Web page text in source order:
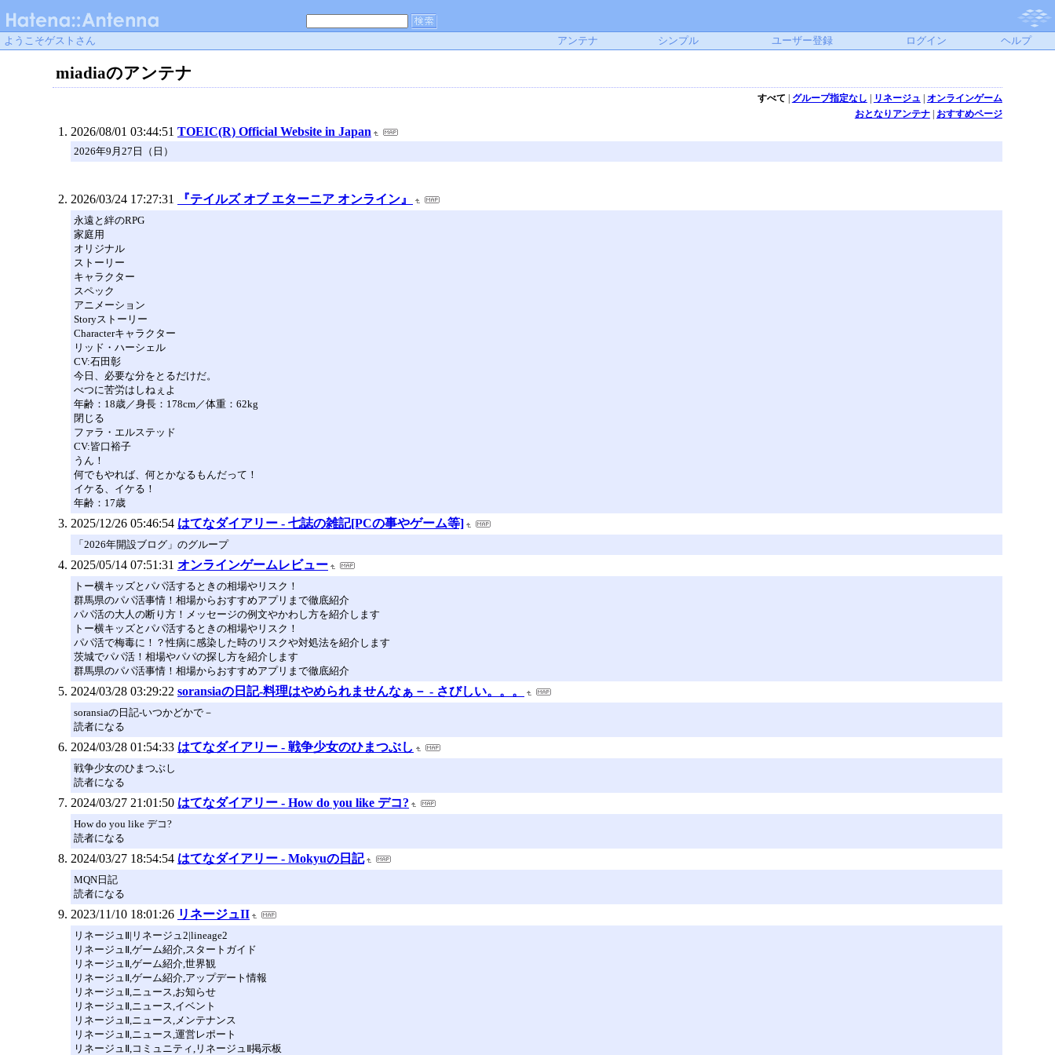
ようこそゲストさん アンテナ シンプル ユーザー登録 ログイン ヘルプ
miadiaのアンテナ
すべて グループ指定なし リネージュ
オンラインゲーム
おとなりアンテナ| おすすめページ
2026/08/01 03:44:51 TOEIC(R) Official Website in Japan
2026年9月27日（日）
2026/03/24 17:27:31 『テイルズ オブ エターニア オンライン』
永遠と絆のRPG
家庭用
オリジナル
ストーリー
キャラクター
スペック
アニメーション
Storyストーリー
Characterキャラクター
リッド・ハーシェル
CV:石田彰
今日、必要な分をとるだけだ。
べつに苦労はしねぇよ
年齢：18歳／身長：178cm／体重：62kg
閉じる
ファラ・エルステッド
CV:皆口裕子
うん！
何でもやれば、何とかなるもんだって！
イケる、イケる！
年齢：17歳
2025/12/26 05:46:54 はてなダイアリー - 七誌の雑記[PCの事やゲーム等]
「2026年開設ブログ」のグループ
2025/05/14 07:51:31 オンラインゲームレビュー
トー横キッズとパパ活するときの相場やリスク！
群馬県のパパ活事情！相場からおすすめアプリまで徹底紹介
パパ活の大人の断り方！メッセージの例文やかわし方を紹介します
トー横キッズとパパ活するときの相場やリスク！
パパ活で梅毒に！？性病に感染した時のリスクや対処法を紹介します
茨城でパパ活！相場やパパの探し方を紹介します
群馬県のパパ活事情！相場からおすすめアプリまで徹底紹介
2024/03/28 03:29:22 soransiaの日記-料理はやめられませんなぁ－ - さびしい。。。
soransiaの日記-いつかどかで－
読者になる
2024/03/28 01:54:33 はてなダイアリー - 戦争少女のひまつぶし
戦争少女のひまつぶし
読者になる
2024/03/27 21:01:50 はてなダイアリー - How do you like デコ?
How do you like デコ?
読者になる
2024/03/27 18:54:54 はてなダイアリー - Mokyuの日記
MQN日記
読者になる
2023/11/10 18:01:26 リネージュII
リネージュⅡ|リネージュ2|lineage2
リネージュⅡ,ゲーム紹介,スタートガイド
リネージュⅡ,ゲーム紹介,世界観
リネージュⅡ,ゲーム紹介,アップデート情報
リネージュⅡ,ニュース,お知らせ
リネージュⅡ,ニュース,イベント
リネージュⅡ,ニュース,メンテナンス
リネージュⅡ,ニュース,運営レポート
リネージュⅡ,コミュニティ,リネージュⅡ掲示板